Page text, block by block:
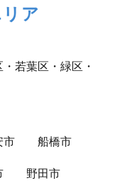
ア
若葉区・緑区・
市 船橋市
野田市